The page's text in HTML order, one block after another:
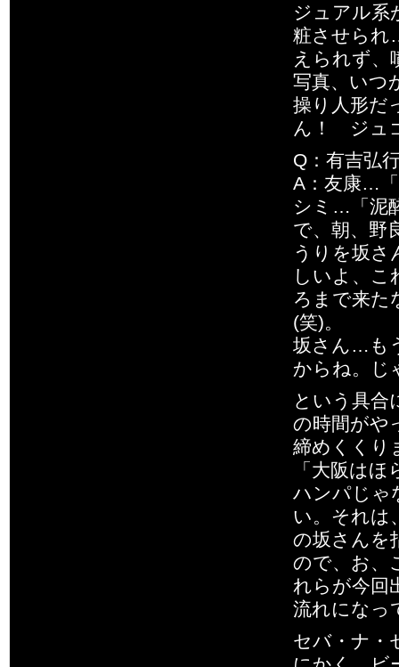
ジュアル系
粧させられ
えられず
写真、いつ
操り人形だ
ん！ ジュ
Q：有吉弘
A：友康…
シミ…「泥
で、朝、野
うりを坂さ
しいよ、こ
ろまで来た
(笑)。
坂さん…も
からね。じ
という具合
の時間がや
締めくくり
「大阪はほ
ハンパじゃ
い。それは
の坂さんを
ので、お、
れらが今回
流れになっ
セバ・ナ